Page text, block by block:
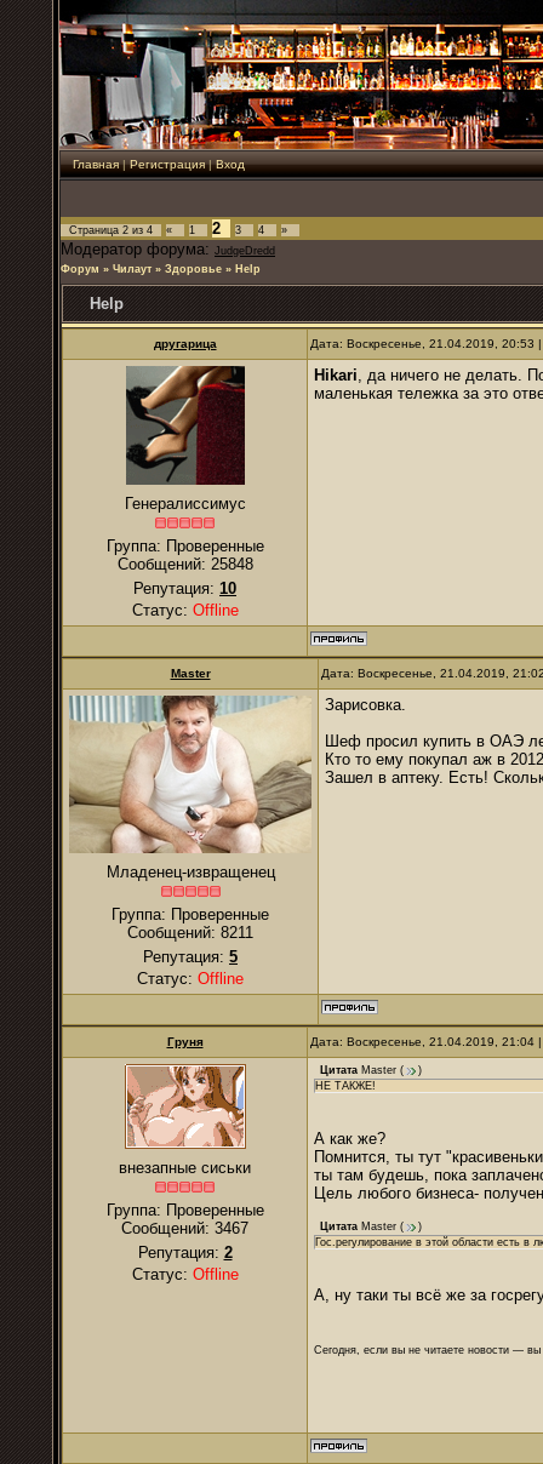
Главная|Регистрация|Вход
Страница 2 из 4 « 1 2 3 4 »
Модератор форума: JudgeDredd
Форум » Чилаут » Здоровье » Help
Help
другарица Дата: Воскресенье, 21.04.2019,
Генералиссимус
Группа: Проверенные
Сообщений: 25848
Репутация: 10
Статус: Offline
Hikari, да ничего не делать.
маленькая тележка за это
Master Дата: Воскресенье, 21.04.2019,
Младенец-извращенец
Группа: Проверенные
Сообщений: 8211
Репутация: 5
Статус: Offline
Зарисовка.
Шеф просил купить в ОАЭ
Кто то ему покупал аж в
Зашел в аптеку. Есть!
Груня Дата: Воскресенье, 21.04.2019,
внезапные сиськи
Группа: Проверенные
Сообщений: 3467
Репутация: 2
Статус: Offline
Цитата Master (
)
НЕ ТАКЖЕ!
А как же?
Помнится, ты тут
ты там будешь, пока
Цель любого бизнеса-
Цитата Master (
)
Гос.регулирование в этой области есть в
А, ну таки ты всё же за
Сегодня, если вы не читаете новости —